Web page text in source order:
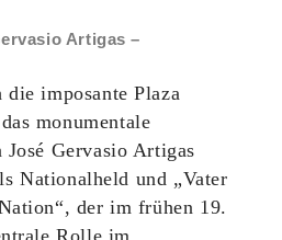
Artigas –
die imposante Plaza
monumentale
Gervasio Artigas
Nationalheld und „Vater
der im frühen 19.
Rolle im